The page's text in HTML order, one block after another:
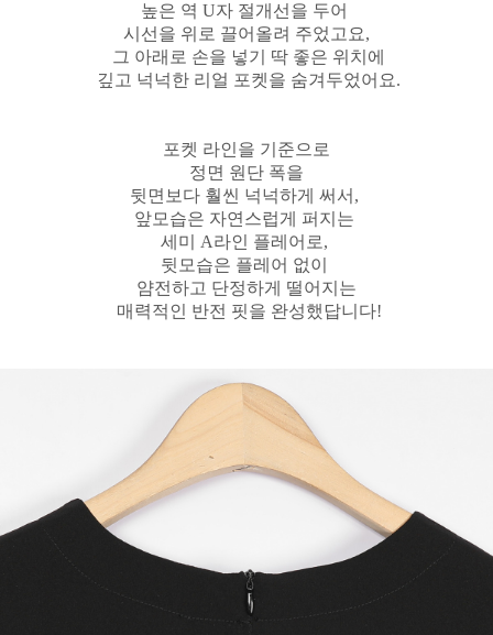
높은 역 U자 절개선을 두어
시선을 위로 끌어올려 주었고요,
그 아래로 손을 넣기 딱 좋은 위치에
깊고 넉넉한 리얼 포켓을 숨겨두었어요.
포켓 라인을 기준으로
정면 원단 폭을
뒷면보다 훨씬 넉넉하게 써서,
앞모습은 자연스럽게 퍼지는
세미 A라인 플레어로,
뒷모습은 플레어 없이
얌전하고 단정하게 떨어지는
매력적인 반전 핏을 완성했답니다!